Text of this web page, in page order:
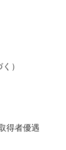
）
得者優遇